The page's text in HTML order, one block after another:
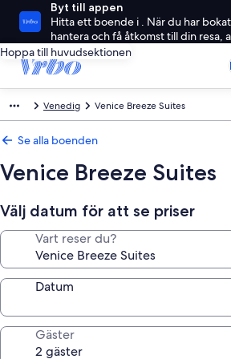
Byt till appen
Hitta ett boende i . När du har
hantera och få åtkomst till din resa,
Hoppa till huvudsektionen
Venedig Venice Breeze Suites
Se alla boenden
Venice Breeze Suites
Välj datum för att se priser
Vart reser du?
Datum
Gäster